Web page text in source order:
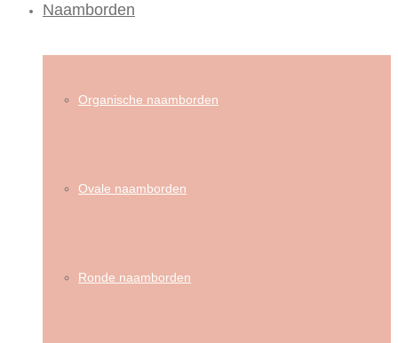
Naamborden
Organische naamborden
Ovale naamborden
Ronde naamborden